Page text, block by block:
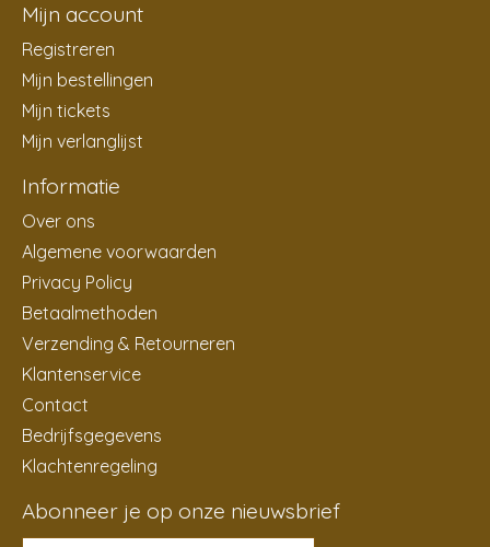
Mijn account
Registreren
Mijn bestellingen
Mijn tickets
Mijn verlanglijst
Informatie
Over ons
Algemene voorwaarden
Privacy Policy
Betaalmethoden
Verzending & Retourneren
Klantenservice
Contact
Bedrijfsgegevens
Klachtenregeling
Abonneer je op onze nieuwsbrief